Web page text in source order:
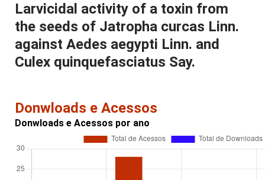
Larvicidal activity of a toxin from
the seeds of Jatropha curcas Linn.
against Aedes aegypti Linn. and
Culex quinquefasciatus Say.
Donwloads e Acessos
Donwloads e Acessos por ano